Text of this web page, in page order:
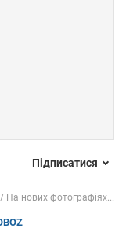
Підписатися
На нових фотографіях...